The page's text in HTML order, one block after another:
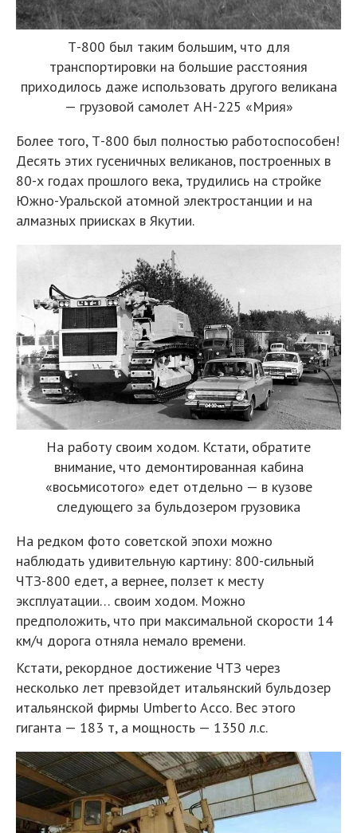
Т-800 был таким большим, что для
транспортировки на большие расстояния
приходилось даже использовать другого великана
— грузовой самолет АН-225 «Мрия»
Более того, Т-800 был полностью работоспособен!
Десять этих гусеничных великанов, построенных в
80-х годах прошлого века, трудились на стройке
Южно-Уральской атомной электростанции и на
алмазных приисках в Якутии.
На работу своим ходом. Кстати, обратите
внимание, что демонтированная кабина
«восьмисотого» едет отдельно — в кузове
следующего за бульдозером грузовика
На редком фото советской эпохи можно
наблюдать удивительную картину: 800-сильный
ЧТЗ-800 едет, а вернее, ползет к месту
эксплуатации… своим ходом. Можно
предположить, что при максимальной скорости 14
км/ч дорога отняла немало времени.
Кстати, рекордное достижение ЧТЗ через
несколько лет превзойдет итальянский бульдозер
итальянской фирмы Umberto Acco. Вес этого
гиганта — 183 т, а мощность — 1350 л.с.